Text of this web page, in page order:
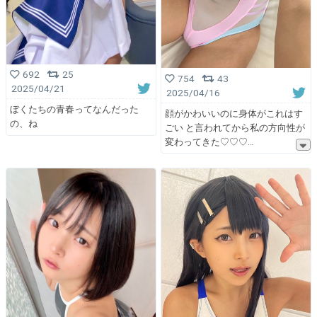
692
25
2025/04/21
ぼくたちの青春ってなんだった
の、ね
754
43
2025/04/16
顔がかわいいのに身体がこれはす
ごい と言われてから私の方向性が
変わってきた♡♡♡